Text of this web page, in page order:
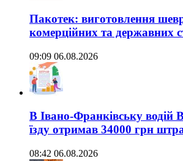
Пакотек: виготовлення
комерційних та державних
09:09 06.08.2026
В Івано-Франківську водій
їзду отримав 34000 грн
08:42 06.08.2026